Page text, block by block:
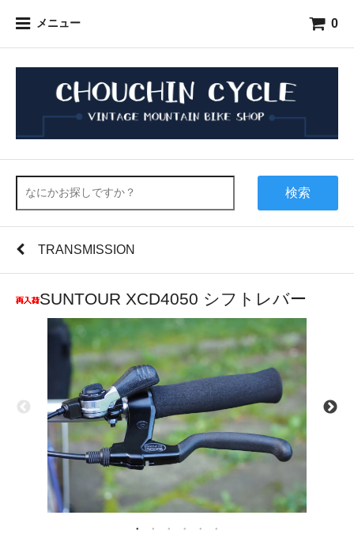
メニュー 0
検索
TRANSMISSION
SUNTOUR XCD4050 シフトレバー